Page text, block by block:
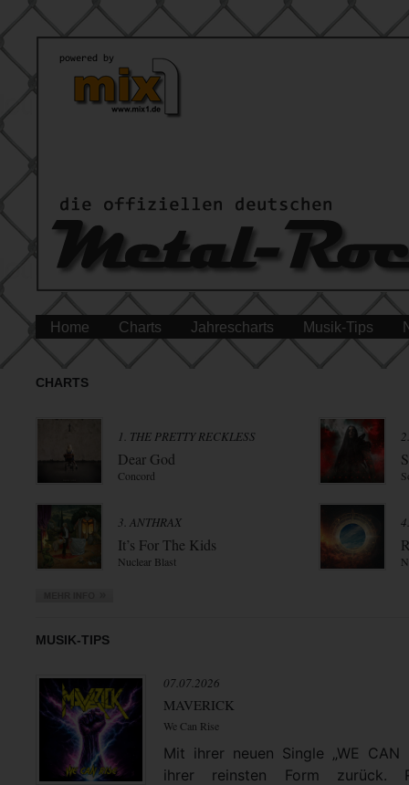
Home Charts Jahrescharts Musik-Tips
CHARTS
1. THE PRETTY RECKLESS
Dear God
Concord
3. ANTHRAX
It’s For The Kids
Nuclear Blast
MUSIK-TIPS
07.07.2026
MAVERICK
We Can Rise
Mit ihrer neuen Single „WE CAN
ihrer reinsten Form zurück.